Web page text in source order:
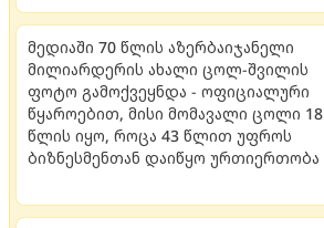
მედიაში 70 წლის აზერბაიჯანელი
მილიარდერის ახალი ცოლ-შვილის
ფოტო გამოქვეყნდა - ოფიციალური
წყაროებით, მისი მომავალი ცოლი 18
წლის იყო, როცა 43 წლით უფროს
ბიზნესმენთან დაიწყო ურთიერთობა